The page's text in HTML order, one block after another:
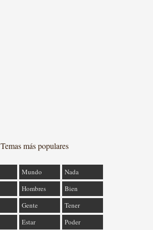
Temas más populares
Mundo
Nada
Hombres
Bien
Gente
Tener
Estar Poder